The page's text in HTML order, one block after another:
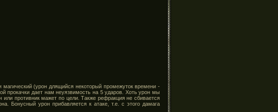
(урон длящийся некоторый промежуток времени -
дает нам неуязвимость на 5 ударов. Хоть урон мы
или противник мажет по цели. Также рефракция не сбивается
Бонусный урон прибавляется к атаке, т.е. с этого дамага